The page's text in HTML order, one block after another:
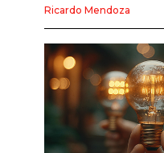
TALENTO
RECLUTAMIENTO Y
DESARROLLO DE
GESTIÓN DEL
Ricardo Mendoza